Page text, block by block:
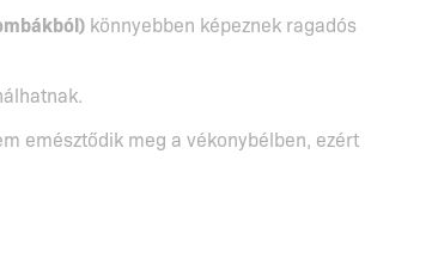
könnyebben képeznek ragadós
emésztődik meg a vékonybélben, ezért